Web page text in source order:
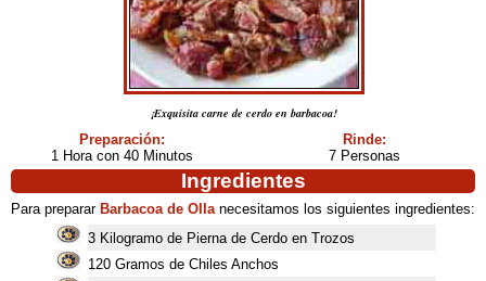
¡Exquisita carne de cerdo en barbacoa!
Preparación:
1 Hora con 40 Minutos
Rinde:
7 Personas
Ingredientes
Para preparar Barbacoa de Ollanecesitamos los siguientes ingredientes:
3 Kilogramo de Pierna de Cerdo en Trozos
120 Gramos de Chiles Anchos